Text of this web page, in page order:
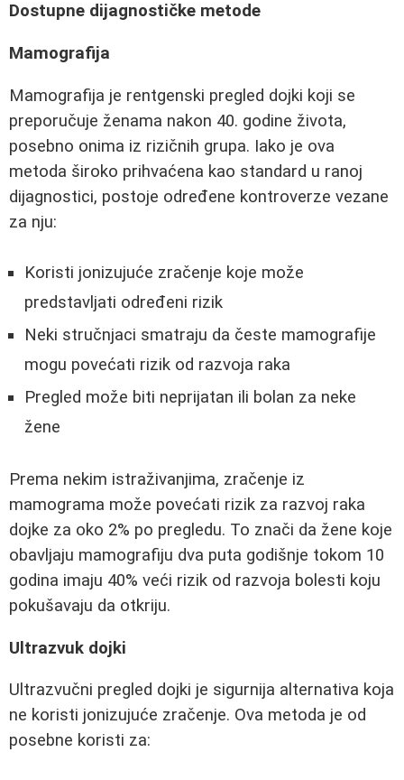
Dostupne dijagnostičke metode
Mamografija
Mamografija je rentgenski pregled dojki koji se
preporučuje ženama nakon 40. godine života,
posebno onima iz rizičnih grupa. Iako je ova
metoda široko prihvaćena kao standard u ranoj
dijagnostici, postoje određene kontroverze vezane
za nju:
Koristi jonizujuće zračenje koje može
predstavljati određeni rizik
Neki stručnjaci smatraju da česte mamografije
mogu povećati rizik od razvoja raka
Pregled može biti neprijatan ili bolan za neke
žene
Prema nekim istraživanjima, zračenje iz
mamograma može povećati rizik za razvoj raka
dojke za oko 2% po pregledu. To znači da žene koje
obavljaju mamografiju dva puta godišnje tokom 10
godina imaju 40% veći rizik od razvoja bolesti koju
pokušavaju da otkriju.
Ultrazvuk dojki
Ultrazvučni pregled dojki je sigurnija alternativa koja
ne koristi jonizujuće zračenje. Ova metoda je od
posebne koristi za: